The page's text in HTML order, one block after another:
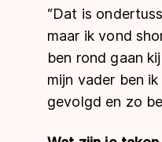
“Dat is
maar ik vond
ben rond gaan
mijn vader ben
gevolgd en zo